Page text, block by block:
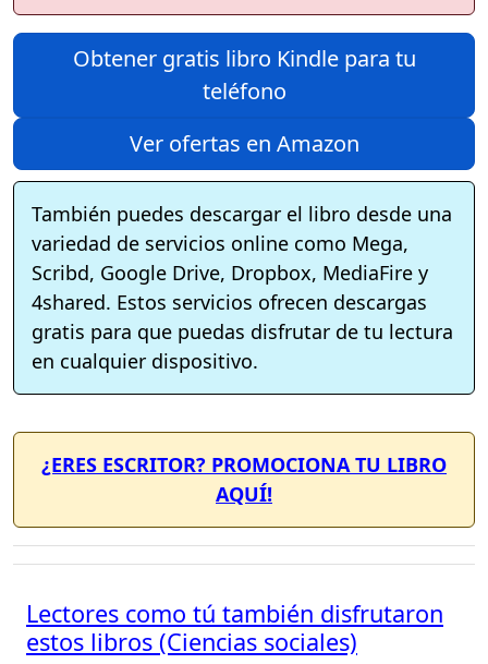
Obtener gratis libro Kindle para tu
teléfono
Ver ofertas en Amazon
También puedes descargar el libro desde una
variedad de servicios online como Mega,
Scribd, Google Drive, Dropbox, MediaFire y
4shared. Estos servicios ofrecen descargas
gratis para que puedas disfrutar de tu lectura
en cualquier dispositivo.
¿ERES ESCRITOR? PROMOCIONA TU LIBRO
AQUÍ!
Lectores como tú también disfrutaron
estos libros (Ciencias sociales)